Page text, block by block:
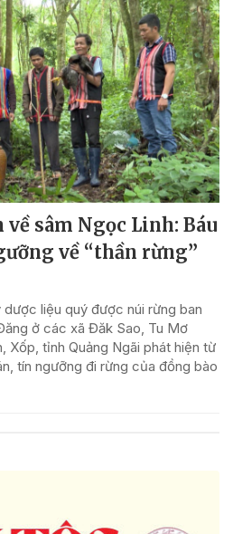
sâm Ngọc Linh: Báu
về “thần rừng”
liệu quý được núi rừng ban
ở các xã Đăk Sao, Tu Mơ
Xốp, tỉnh Quảng Ngãi phát hiện từ
tín ngưỡng đi rừng của đồng bào